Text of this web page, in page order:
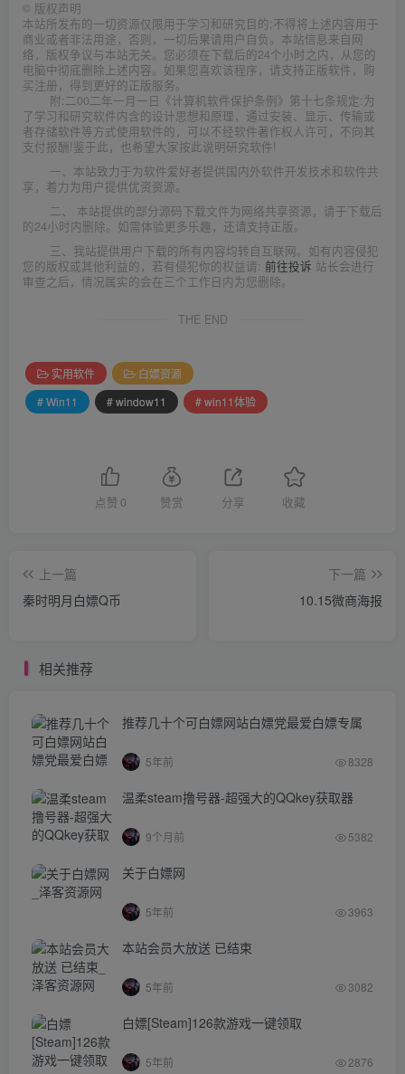
© 版权声明
本站所发布的一切资源仅限用于学习和研究目的;不得将上述内容用于
商业或者非法用途，否则，一切后果请用户自负。本站信息来自网
络，版权争议与本站无关。您必须在下载后的24个小时之内，从您的
电脑中彻底删除上述内容。如果您喜欢该程序，请支持正版软件，购
买注册，得到更好的正版服务。
附:二00二年一月一日《计算机软件保护条例》第十七条规定:为
了学习和研究软件内含的设计思想和原理，通过安装、显示、传输或
者存储软件等方式使用软件的，可以不经软件著作权人许可，不向其
支付报酬!鉴于此，也希望大家按此说明研究软件!
一、本站致力于为软件爱好者提供国内外软件开发技术和软件共
享，着力为用户提供优资资源。
二、 本站提供的部分源码下载文件为网络共享资源，请于下载后
的24小时内删除。如需体验更多乐趣，还请支持正版。
三、我站提供用户下载的所有内容均转自互联网。如有内容侵犯
您的版权或其他利益的，若有侵犯你的权益请: 前往投诉 站长会进行
审查之后，情况属实的会在三个工作日内为您删除。
THE END
实用软件
白嫖资源
# Win11
# window11 # win11体验
点赞 0 赞赏 分享 收藏
上一篇
秦时明月白嫖Q币
下一篇
10.15微商海报
相关推荐
推荐几十个可白嫖网站白嫖党最爱白嫖专属
5年前 8328
温柔steam撸号器-超强大的QQkey获取器
9个月前 5382
关于白嫖网
5年前 3963
本站会员大放送 已结束
5年前 3082
白嫖[Steam]126款游戏一键领取
5年前 2876